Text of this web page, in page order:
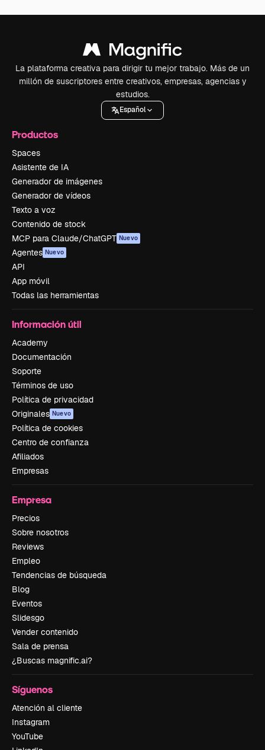
La plataforma creativa para dirigir tu mejor trabajo. Más de un
millón de suscriptores entre creativos, empresas, agencias y
estudios.
Español
Productos
Spaces
Asistente de IA
Generador de imágenes
Generador de vídeos
Texto a voz
Contenido de stock
MCP para Claude/ChatGPT Nuevo
Agentes Nuevo
API
App móvil
Todas las herramientas
Información útil
Academy
Documentación
Soporte
Términos de uso
Política de privacidad
Originales Nuevo
Política de cookies
Centro de confianza
Afiliados
Empresas
Empresa
Precios
Sobre nosotros
Reviews
Empleo
Tendencias de búsqueda
Blog
Eventos
Slidesgo
Vender contenido
Sala de prensa
¿Buscas magnific.ai?
Síguenos
Atención al cliente
Instagram
YouTube